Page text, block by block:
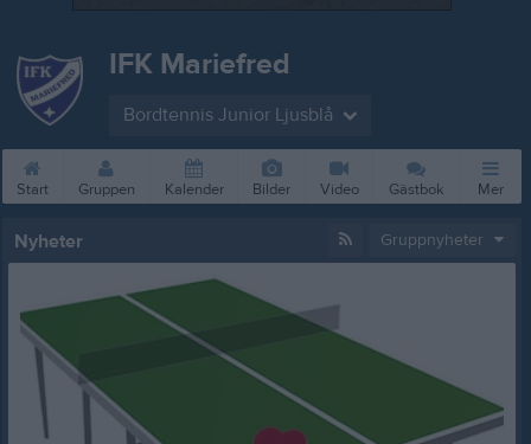
IFK Mariefred
Bordtennis Junior Ljusblå
Start Gruppen Kalender Bilder Video Gästbok Mer
Nyheter Gruppnyheter